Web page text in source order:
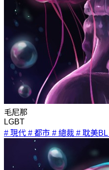
毛尼那
LGBT
# 現代 # 都市 # 總裁 # 耽美BL